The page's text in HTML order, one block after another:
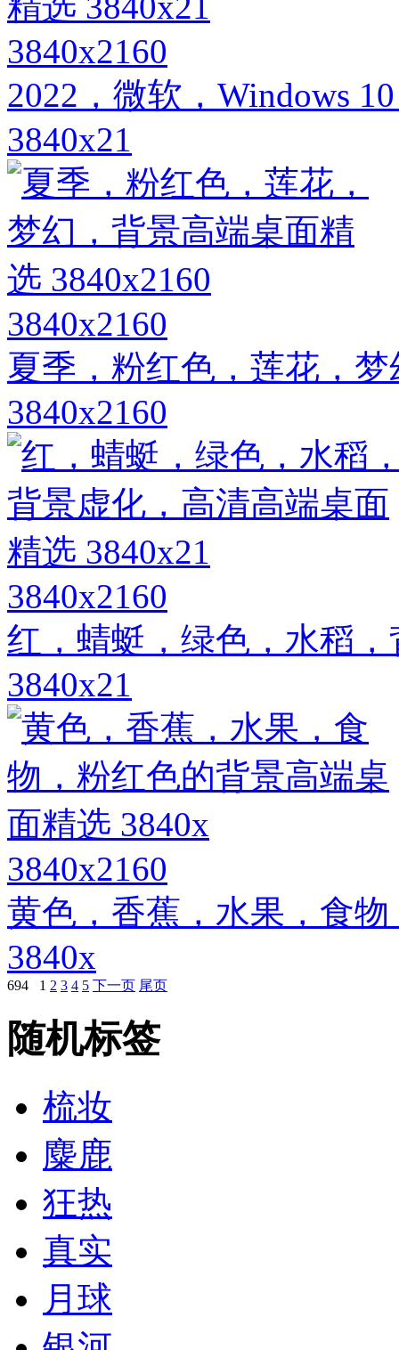
3840x2160
2022，微软，Windows
3840x21
3840x2160
夏季，粉红色，莲花，
3840x2160
3840x2160
红，蜻蜓，绿色，水稻
3840x21
3840x2160
黄色，香蕉，水果，食
3840x
694 1 2 3 4 5 下一页 尾页
随机标签
梳妆
麋鹿
狂热
真实
月球